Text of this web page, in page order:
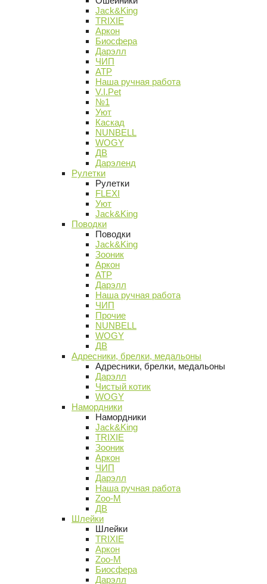
Jack&King
TRIXIE
Аркон
Биосфера
Дарэлл
ЧИП
АТР
Наша ручная работа
V.I.Pet
№1
Уют
Каскад
NUNBELL
WOGY
ДВ
Дарэленд
Рулетки
Рулетки
FLEXI
Уют
Jack&King
Поводки
Поводки
Jack&King
Зооник
Аркон
АТР
Дарэлл
Наша ручная работа
ЧИП
Прочие
NUNBELL
WOGY
ДВ
Адресники, брелки, медальоны
Адресники, брелки, медальоны
Дарэлл
Чистый котик
WOGY
Намордники
Намордники
Jack&King
TRIXIE
Зооник
Аркон
ЧИП
Дарэлл
Наша ручная работа
Zoo-M
ДВ
Шлейки
Шлейки
TRIXIE
Аркон
Zoo-M
Биосфера
Дарэлл